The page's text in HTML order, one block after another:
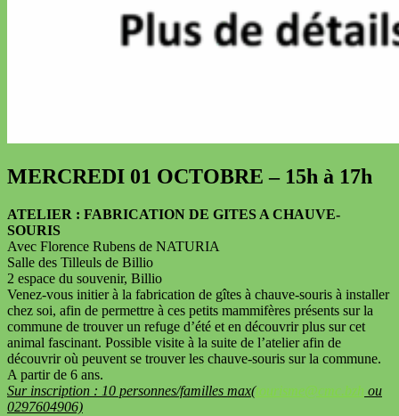
MERCREDI 01 OCTOBRE – 15h à 17h
ATELIER : FABRICATION DE GITES A CHAUVE-
SOURIS
Avec Florence Rubens de NATURIA
Salle des Tilleuls de Billio
2 espace du souvenir, Billio
Venez-vous initier à la fabrication de gîtes à chauve-souris à installer
chez soi, afin de permettre à ces petits mammifères présents sur la
commune de trouver un refuge d’été et en découvrir plus sur cet
animal fascinant. Possible visite à la suite de l’atelier afin de
découvrir où peuvent se trouver les chauve-souris sur la commune.
A partir de 6 ans.
Sur inscription : 10 personnes/familles max(tourisme@cmc.bzh ou
0297604906)